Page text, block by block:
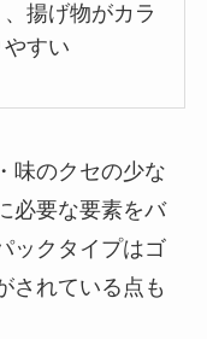
揚げ物がカラ
やすい
味のクセの少な
必要な要素をバ
ックタイプはゴ
されている点も